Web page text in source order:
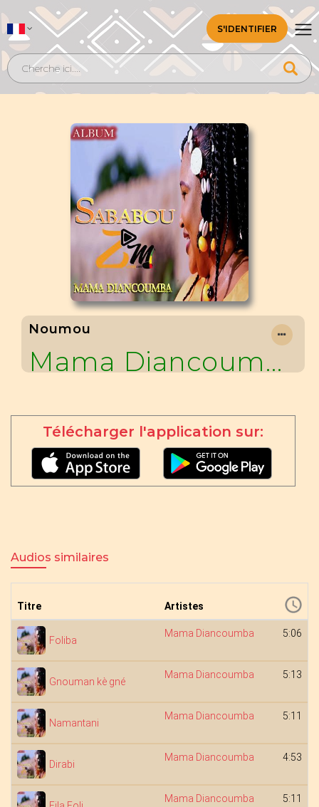
S'IDENTIFIER
Noumou
Mama Diancoumba
Télécharger l'application sur:
Audios similaires
Titre Artistes
Foliba
Mama Diancoumba 5:06
Gnouman kè gné
Mama Diancoumba 5:13
Namantani
Mama Diancoumba 5:11
Dirabi
Mama Diancoumba 4:53
Mama Diancoumba 5:11